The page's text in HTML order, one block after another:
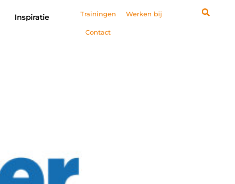
Inspiratie
Trainingen Werken bij
Contact